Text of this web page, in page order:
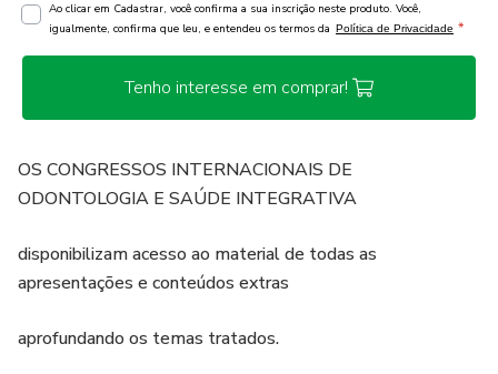
Ao clicar em Cadastrar, você confirma a sua inscrição neste produto. Você,
igualmente, confirma que leu, e entendeu os termos da Política de Privacidade *
Tenho interesse em comprar!
OS CONGRESSOS INTERNACIONAIS DE
ODONTOLOGIA E SAÚDE INTEGRATIVA
disponibilizam acesso ao material de todas as
apresentações e conteúdos extras
aprofundando os temas tratados.